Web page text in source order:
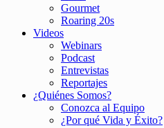
Gourmet
Roaring 20s
Videos
Webinars
Podcast
Entrevistas
Reportajes
¿Quiénes Somos?
Conozca al Equipo
¿Por qué Vida y Éxito?